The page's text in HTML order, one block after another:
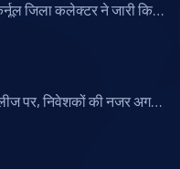
जिला कलेक्टर ने जारी किया
पर, निवेशकों की नजर अगले